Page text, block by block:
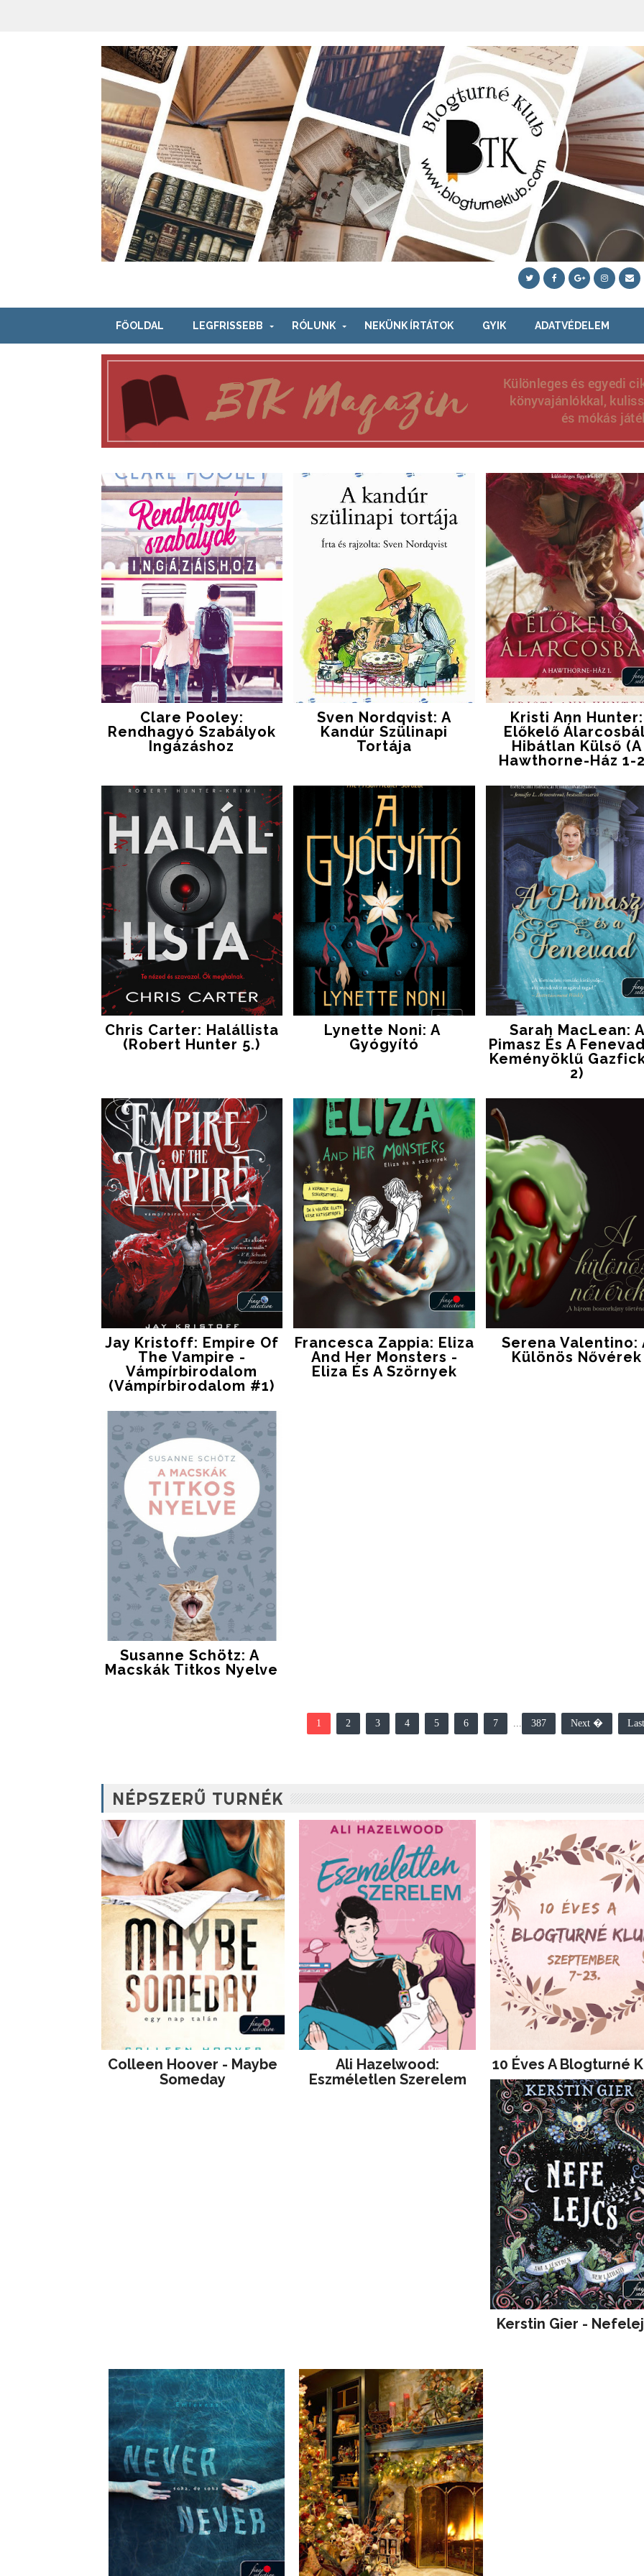
FŐOLDAL LEGFRISSEBB RÓLUNK NEKÜNK ÍRTÁTOK GYIK ADATVÉDELEM
Clare Pooley:
Rendhagyó ​szabályok
Ingázáshoz
Sven Nordqvist: A
Kandúr Szülinapi
Tortája
Kristi Ann Hunter:
Előkelő
Hibátlan ​külső (A
Hawthorne-Ház 1-
Chris Carter: Halállista
(Robert Hunter 5.)
Lynette Noni: A ​
Gyógyító
Sarah MacLean: A
Pimasz És A
Keményöklű
2)
Jay Kristoff: Empire Of
The Vampire -
Vámpírbirodalom
(Vámpírbirodalom #1)
Francesca Zappia: Eliza
​and Her Monsters -
Eliza És A Szörnyek
Serena Valentino:
Különös Nővérek
Susanne Schötz: A ​
Macskák Titkos Nyelve
1 2 3 4 5 6 7 387 Next � Last
NÉPSZERŰ TURNÉK
Colleen Hoover - Maybe
Someday
Ali Hazelwood:
Eszméletlen Szerelem
10 Éves A Blogturné
Kerstin Gier -